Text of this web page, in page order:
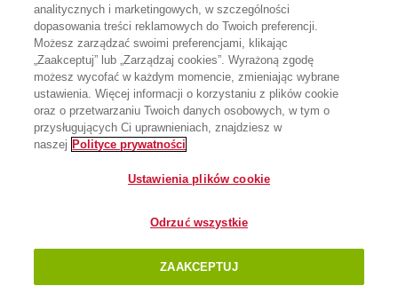
analitycznych i marketingowych, w szczególności
dopasowania treści reklamowych do Twoich preferencji.
Możesz zarządzać swoimi preferencjami, klikając
„Zaakceptuj” lub „Zarządzaj cookies”. Wyrażoną zgodę
możesz wycofać w każdym momencie, zmieniając wybrane
ustawienia. Więcej informacji o korzystaniu z plików cookie
oraz o przetwarzaniu Twoich danych osobowych, w tym o
przysługujących Ci uprawnieniach, znajdziesz w
naszej Polityce prywatności
Ustawienia plików cookie
Odrzuć wszystkie
ZAAKCEPTUJ